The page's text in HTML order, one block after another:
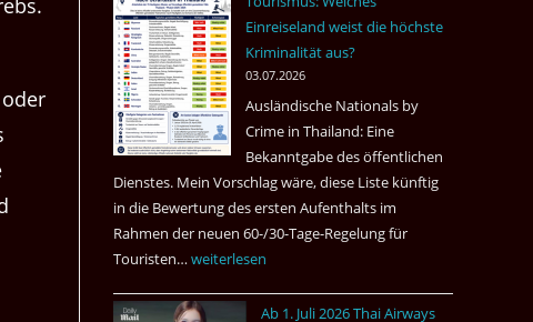
Beste
Ruheständler
Gebiet
Einreiseland weist die höchste
Kriminalität aus?
03.07.2026
Ausländische Nationals by
Crime in Thailand: Eine
Bekanntgabe des öffentlichen
Dienstes. Mein Vorschlag wäre, diese Liste künftig
in die Bewertung des ersten Aufenthalts im
Rahmen der neuen 60-/30-Tage-Regelung für
Touristen…Tourismus:
Einreiseland
weiterlesen
Ab 1. Juli 2026 Thai Airways